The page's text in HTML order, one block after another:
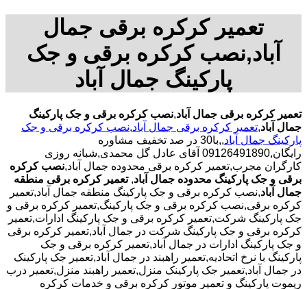
تعمیر کرکره برقی جمال
آباد,نصب کرکره برقی و جک
پارکینگ جمال آباد
تعمیر کرکره برقی جمال آباد,نصب کرکره برقی و جک پارکینگ
جمال آباد,تعمیر کرکره برقی جمال آباد,نصب کرکره برقی و جک
پارکینگ جمال آباد
,,با30 در صد تخفیف مشاوره
رایگان,09126491890 آقای عادل گل محمدی,شبانه روزی
کارگران مجرب,تعمیر کرکره برقی محدوده جمال آباد,نصب کرکره
برقی و جک پارکینگ محدوده جمال آباد, تعمیر کرکره برقی منطقه
جمال آباد,نصب کرکره برقی و جک پارکینگ منطقه جمال آباد,تعمیر
کرکره برقی,نصب کرکره برقی و جک پارکینگ,تعمیر کرکره برقی و
جک پارکینگ شرکت,تعمیر کرکره برقی و جک پارکینگ ادارات,تعمیر
کرکره برقی و جک پارکینگ شرکت در جمال آباد,تعمیر کرکره برقی
و جک پارکینگ ادارات در جمال آباد,تعمیر کرکره برقی و جک
پارکینگ با نرخ اتحادیه,تعمیر راهبند در جمال آباد,تعمیر جک پارکینک
در جمال آباد,تعمیر جک پارکینک منزل,تعمیر راهبند منزل,تعمیر درب
ریموت پارکینگ و تعمیر موتور کرکره برقی و خدمات کرکره